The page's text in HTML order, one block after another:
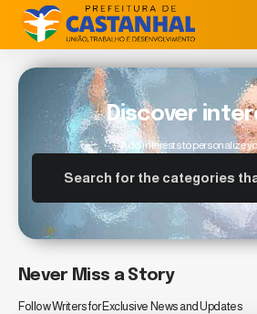
Discover
Add interests to personalize
Never Miss a Story
Follow Writers for Exclusive News and Updates